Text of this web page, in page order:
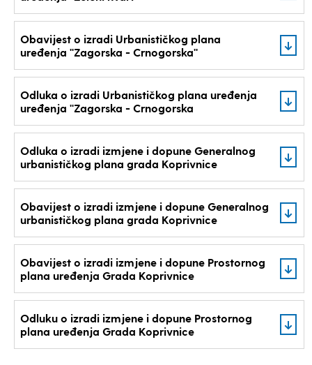
Obavijest o izradi Urbanističkog plana
uređenja ''Zagorska - Crnogorska''
Odluka o izradi Urbanističkog plana uređenja
uređenja ''Zagorska - Crnogorska
Odluka o izradi izmjene i dopune Generalnog
urbanističkog plana grada Koprivnice
Obavijest o izradi izmjene i dopune Generalnog
urbanističkog plana grada Koprivnice
Obavijest o izradi izmjene i dopune Prostornog
plana uređenja Grada Koprivnice
Odluku o izradi izmjene i dopune Prostornog
plana uređenja Grada Koprivnice